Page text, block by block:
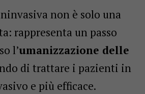
non è solo una
rappresenta un passo
l’umanizzazione delle
di trattare i pazienti in
e più efficace.